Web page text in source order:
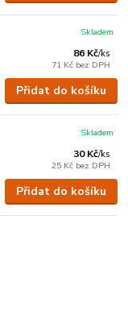
86 Kč/ks
71 Kč bez DPH
Skladem
Přidat do košíku
30 Kč/ks
25 Kč bez DPH
Skladem
Přidat do košíku